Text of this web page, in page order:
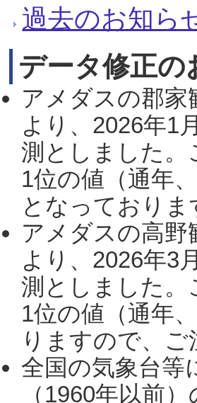
過去のお知ら
データ修正の
アメダスの郡家
より、2026年1
測としました。
1位の値（通年
となっており
アメダスの高野
より、2026年3
測としました。
1位の値（通年
りますので、
全国の気象台等
（1960年以前